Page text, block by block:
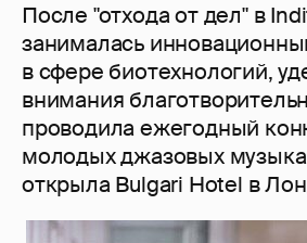
После "отхода от дел" в
занималась
в сфере биотехнологий,
внимания
проводила ежегодный
молодых джазовых
открыла Bulgari Hotel в